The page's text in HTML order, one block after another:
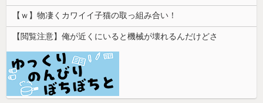
【ｗ】物凄くカワイイ子猫の取っ組み合い！
【閲覧注意】俺が近くにいると機械が壊れるんだけどさ